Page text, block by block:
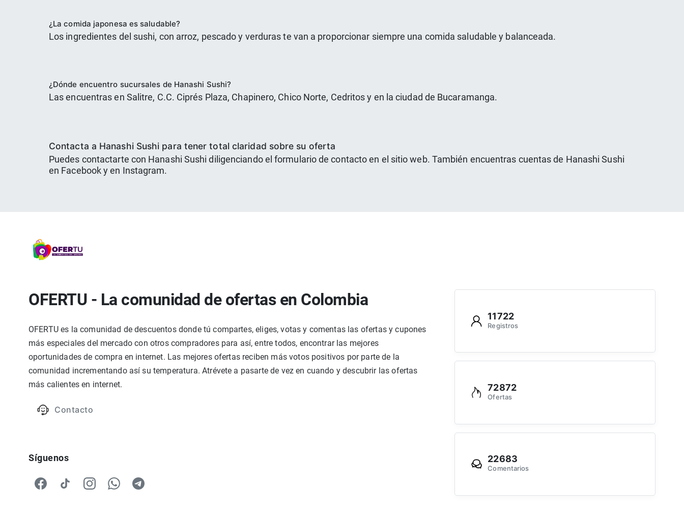
¿La comida japonesa es saludable?
Los ingredientes del sushi, con arroz, pescado y verduras te van a proporcionar siempre una comida saludable y balanceada.
¿Dónde encuentro sucursales de Hanashi Sushi?
Las encuentras en Salitre, C.C. Ciprés Plaza, Chapinero, Chico Norte, Cedritos y en la ciudad de Bucaramanga.
Contacta a Hanashi Sushi para tener total claridad sobre su oferta
Puedes contactarte con Hanashi Sushi diligenciando el formulario de contacto en el sitio web. También encuentras cuentas de Hanashi Sushi
en Facebook y en Instagram.
OFERTU - La comunidad de ofertas en Colombia
OFERTU es la comunidad de descuentos donde tú compartes, eliges, votas y comentas las ofertas y cupones
más especiales del mercado con otros compradores para así, entre todos, encontrar las mejores
oportunidades de compra en internet. Las mejores ofertas reciben más votos positivos por parte de la
comunidad incrementando así su temperatura. Atrévete a pasarte de vez en cuando y descubrir las ofertas
más calientes en internet.
Contacto
Síguenos
11722
Registros
72872
Ofertas
22683
Comentarios